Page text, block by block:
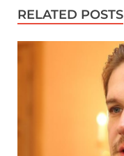
RELATED POSTS